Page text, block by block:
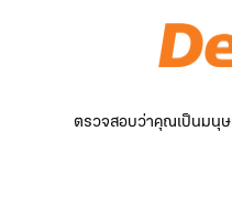
ตรวจสอบว่าคุณเป็นมนุษ